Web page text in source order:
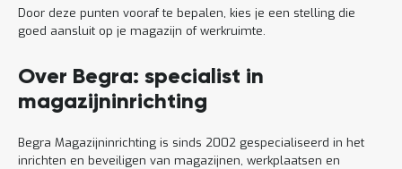
Door deze punten vooraf te bepalen, kies je een stelling die
goed aansluit op je magazijn of werkruimte.
Over Begra: specialist in
magazijninrichting
Begra Magazijninrichting is sinds 2002 gespecialiseerd in het
inrichten en beveiligen van magazijnen, werkplaatsen en